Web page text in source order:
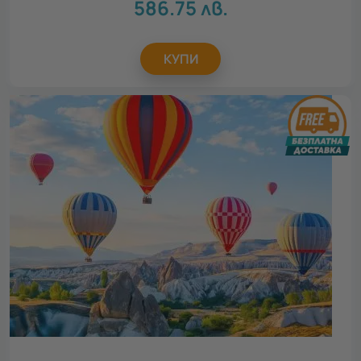
Св. Валентин
13
Осми март
13
Юбилей
12
Имен ден
Сватба
Годеж
Коледа
Идеен подарък за
Всички
Подарък за родители
586.75лв.
КУПИ